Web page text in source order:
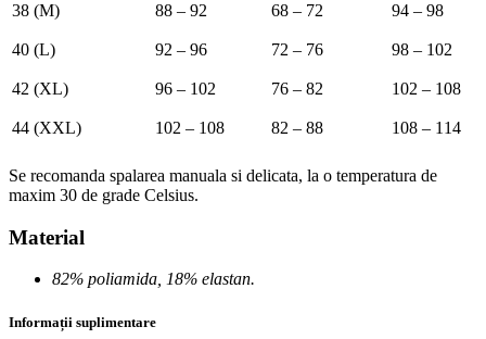
38 (M) 88 – 92 68 – 72 94 – 98
40 (L) 92 – 96 72 – 76 98 – 102
42 (XL) 96 – 102 76 – 82 102 – 108
44 (XXL) 102 – 108 82 – 88 108 – 114
Se recomanda spalarea manuala si delicata, la o temperatura de
maxim 30 de grade Celsius.
Material
82% poliamida, 18% elastan.
Informații suplimentare